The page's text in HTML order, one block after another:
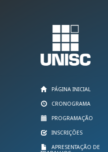
PÁGINA INICIAL
CRONOGRAMA
PROGRAMAÇÃO
INSCRIÇÕES
APRESENTAÇÃO DE